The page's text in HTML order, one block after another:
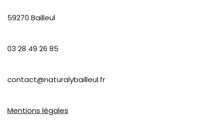
59270 Bailleul
03 28 49 26 85
contact@naturalybailleul.fr
Mentions légales